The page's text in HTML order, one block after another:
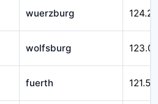
wuerzburg
wolfsburg
fuerth